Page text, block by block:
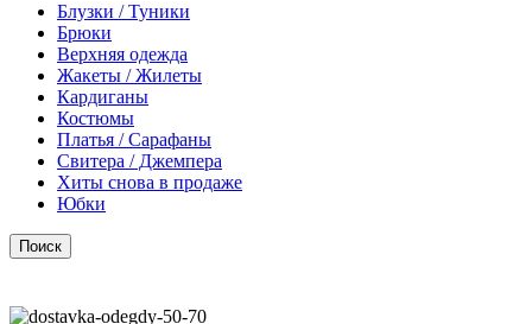
Блузки / Туники
Брюки
Верхняя одежда
Жакеты / Жилеты
Кардиганы
Костюмы
Платья / Сарафаны
Свитера / Джемпера
Хиты снова в продаже
Юбки
Поиск